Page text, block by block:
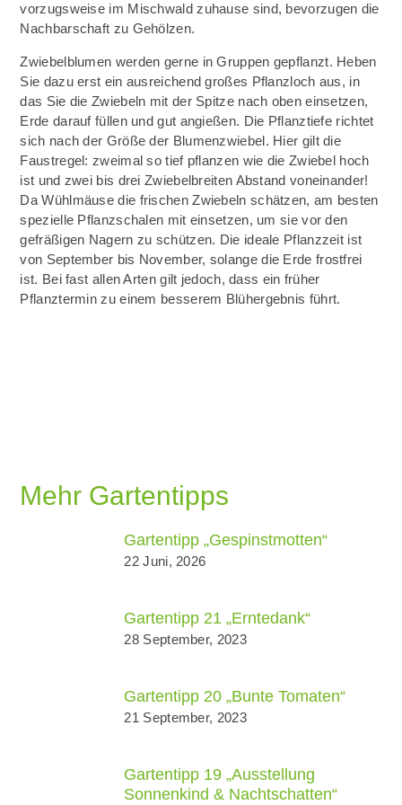
vorzugsweise im Mischwald zuhause sind, bevorzugen die
Nachbarschaft zu Gehölzen.
Zwiebelblumen werden gerne in Gruppen gepflanzt. Heben
Sie dazu erst ein ausreichend großes Pflanzloch aus, in
das Sie die Zwiebeln mit der Spitze nach oben einsetzen,
Erde darauf füllen und gut angießen. Die Pflanztiefe richtet
sich nach der Größe der Blumenzwiebel. Hier gilt die
Faustregel: zweimal so tief pflanzen wie die Zwiebel hoch
ist und zwei bis drei Zwiebelbreiten Abstand voneinander!
Da Wühlmäuse die frischen Zwiebeln schätzen, am besten
spezielle Pflanzschalen mit einsetzen, um sie vor den
gefräßigen Nagern zu schützen. Die ideale Pflanzzeit ist
von September bis November, solange die Erde frostfrei
ist. Bei fast allen Arten gilt jedoch, dass ein früher
Pflanztermin zu einem besserem Blühergebnis führt.
Mehr Gartentipps
Gartentipp „Gespinstmotten“
22 Juni, 2026
Gartentipp 21 „Erntedank“
28 September, 2023
Gartentipp 20 „Bunte Tomaten“
21 September, 2023
Gartentipp 19 „Ausstellung
Sonnenkind & Nachtschatten“